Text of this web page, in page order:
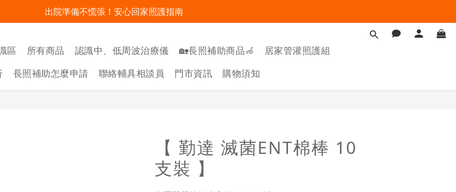
明陽來村全館免運優惠中
出院準備不慌張！安心回家照護指南
明陽來村全館免運優惠中
區 所有商品 認識中、低周波治療儀 🏡長照補助商品🦽
居家管灌照護組
長照補助怎麼申請 聯絡輔具相談員 門市資訊 購物須知
【 勤達 滅菌ENT棉棒 10
支裝 】